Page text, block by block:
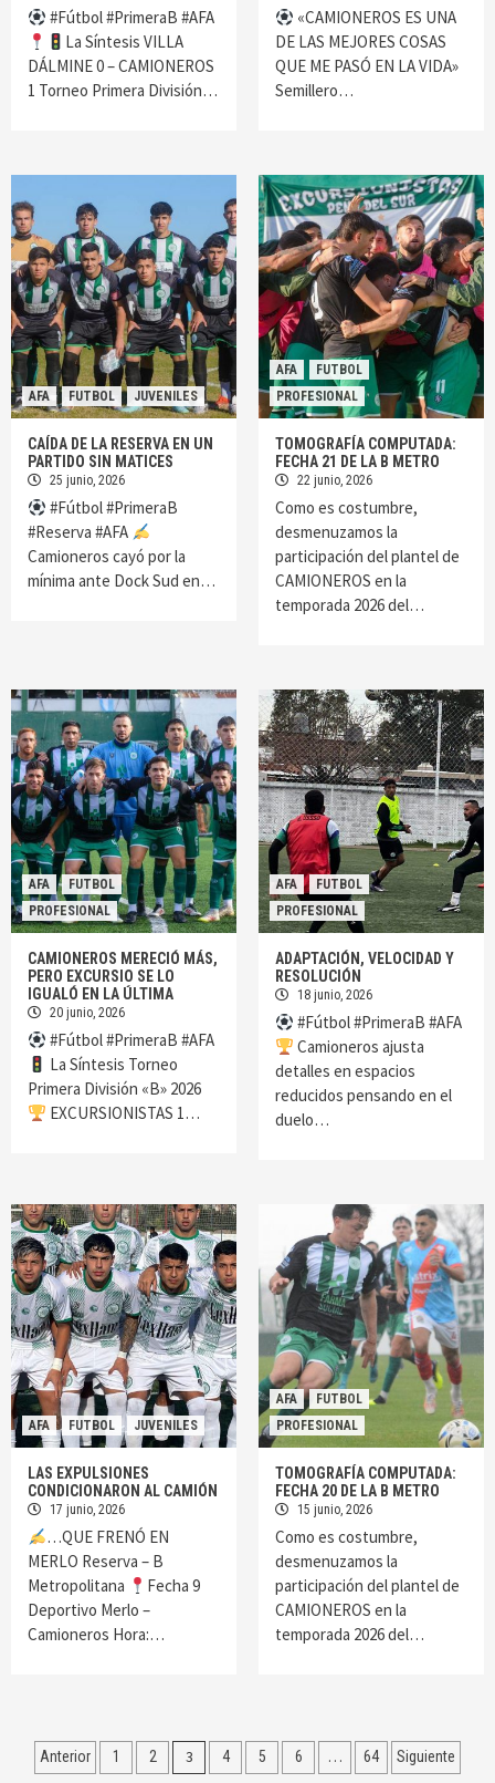
#Fútbol #PrimeraB #AFA
La Síntesis VILLA
DÁLMINE 0 – CAMIONEROS
1 Torneo Primera División…
«CAMIONEROS ES UNA
DE LAS MEJORES COSAS
QUE ME PASÓ EN LA VIDA»
Semillero…
AFA FUTBOL JUVENILES
CAÍDA DE LA RESERVA EN UN
PARTIDO SIN MATICES
25 junio, 2026
#Fútbol #PrimeraB
#Reserva #AFA
Camioneros cayó por la
mínima ante Dock Sud en…
AFA
FUTBOL
PROFESIONAL
TOMOGRAFÍA COMPUTADA:
FECHA 21 DE LA B METRO
22 junio, 2026
Como es costumbre,
desmenuzamos la
participación del plantel de
CAMIONEROS en la
temporada 2026 del…
AFA
FUTBOL
PROFESIONAL
CAMIONEROS MERECIÓ MÁS,
PERO EXCURSIO SE LO
IGUALÓ EN LA ÚLTIMA
20 junio, 2026
#Fútbol #PrimeraB #AFA
La Síntesis Torneo
Primera División «B» 2026
EXCURSIONISTAS 1…
AFA
FUTBOL
PROFESIONAL
ADAPTACIÓN, VELOCIDAD Y
RESOLUCIÓN
18 junio, 2026
#Fútbol #PrimeraB #AFA
Camioneros ajusta
detalles en espacios
reducidos pensando en el
duelo…
AFA FUTBOL JUVENILES
LAS EXPULSIONES
CONDICIONARON AL CAMIÓN
17 junio, 2026
…QUE FRENÓ EN
MERLO Reserva – B
Metropolitana
Fecha 9
Deportivo Merlo –
Camioneros Hora:…
AFA
FUTBOL
PROFESIONAL
TOMOGRAFÍA COMPUTADA:
FECHA 20 DE LA B METRO
15 junio, 2026
Como es costumbre,
desmenuzamos la
participación del plantel de
CAMIONEROS en la
temporada 2026 del…
Navegación
Anterior 1 2 3 4 5 6 … 64 Siguiente